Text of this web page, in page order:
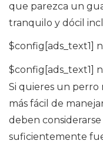
que parezca un
tranquilo y dócil
$config[ads_text1]
$config[ads_text1]
Si quieres un perro
más fácil de
deben
suficientemente